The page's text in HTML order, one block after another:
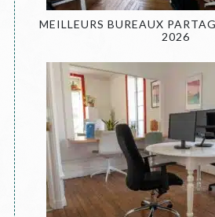
MEILLEURS BUREAUX
2026